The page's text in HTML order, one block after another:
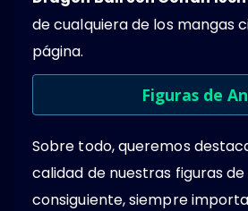
de cualquiera de los mangas
página.
Figuras de
Sobre todo, queremos
calidad de nuestras figuras de
consiguiente, siempre